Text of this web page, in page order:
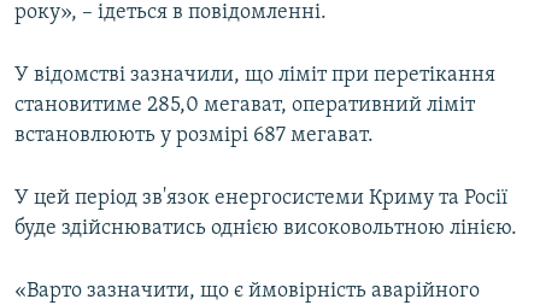
року», – ідеться в повідомленні.
У відомстві зазначили, що ліміт при перетікання
становитиме 285,0 мегават, оперативний ліміт
встановлюють у розмірі 687 мегават.
У цей період зв'язок енергосистеми Криму та Росії
буде здійснюватись однією високовольтною лінією.
«Варто зазначити, що є ймовірність аварійного